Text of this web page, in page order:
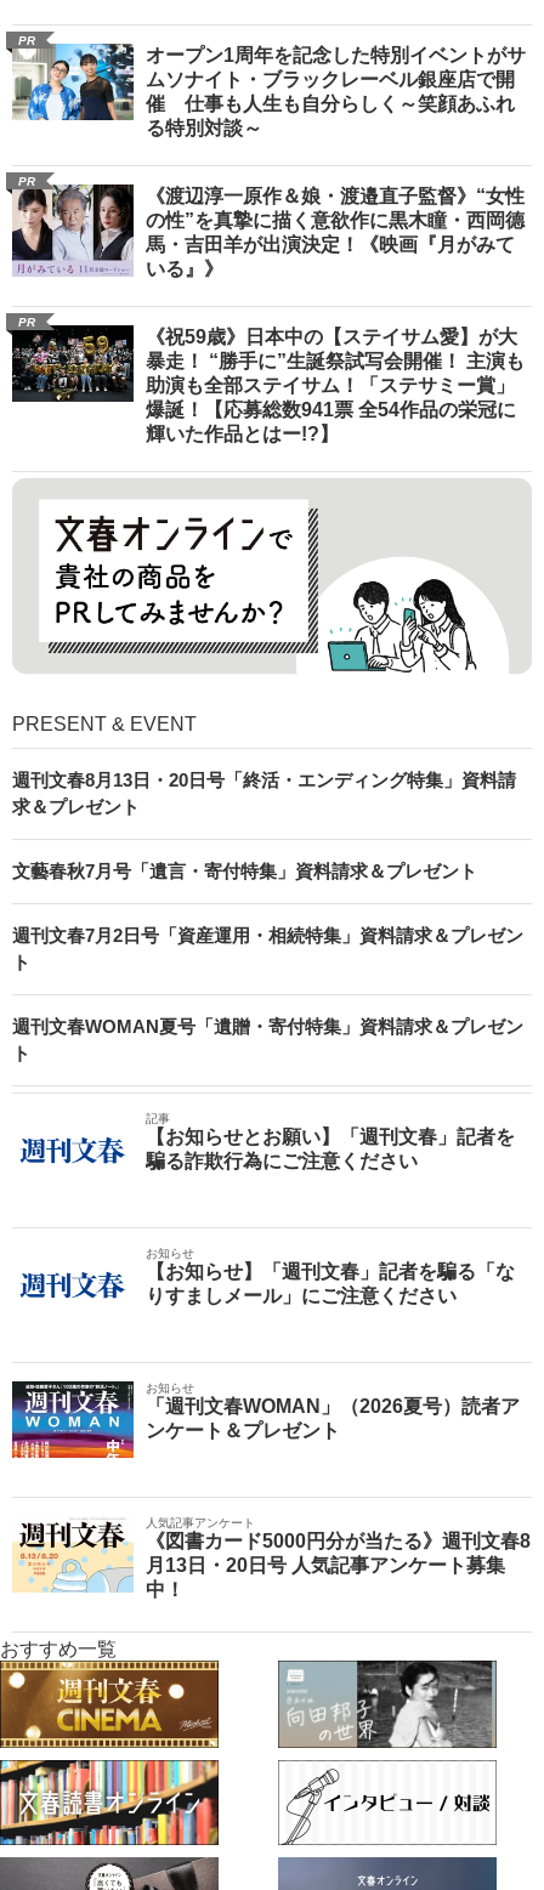
PR
オープン1周年を記念した特別イベントがサ
ムソナイト・ブラックレーベル銀座店で開
催 仕事も人生も自分らしく～笑顔あふれ
る特別対談～
PR
《渡辺淳一原作＆娘・渡邉直子監督》“女性
の性”を真摯に描く意欲作に黒木瞳・西岡德
馬・吉田羊が出演決定！《映画『月がみて
いる』》
PR
《祝59歳》日本中の【ステイサム愛】が大
暴走！ “勝手に”生誕祭試写会開催！ 主演も
助演も全部ステイサム！「ステサミー賞」
爆誕！【応募総数941票 全54作品の栄冠に
輝いた作品とはー!?】
PRESENT & EVENT
週刊文春8月13日・20日号「終活・エンディング特集」資料請
求＆プレゼント
文藝春秋7月号「遺言・寄付特集」資料請求＆プレゼント
週刊文春7月2日号「資産運用・相続特集」資料請求＆プレゼン
ト
週刊文春WOMAN夏号「遺贈・寄付特集」資料請求＆プレゼン
ト
記事
【お知らせとお願い】「週刊文春」記者を
騙る詐欺行為にご注意ください
お知らせ
【お知らせ】「週刊文春」記者を騙る「な
りすましメール」にご注意ください
お知らせ
「週刊文春WOMAN」（2026夏号）読者ア
ンケート＆プレゼント
人気記事アンケート
《図書カード5000円分が当たる》週刊文春8
月13日・20日号 人気記事アンケート募集
中！
おすすめ一覧